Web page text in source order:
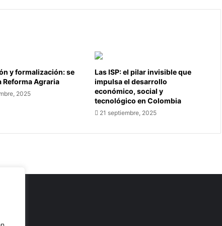
y formalización: se
Reforma Agraria
2025
Las ISP: el pilar invisible que
impulsa el desarrollo
económico, social y
tecnológico en Colombia
21 septiembre, 2025